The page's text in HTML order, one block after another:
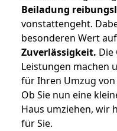
Beiladung
vonstattengeht.
besonderen Wert auf
Zuverlässigkeit. Die
Leistungen machen
für Ihren Umzug
Ob Sie nun eine
Haus umziehen, wir
für Sie.